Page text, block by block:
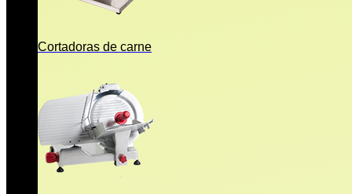
Cortadoras de carne